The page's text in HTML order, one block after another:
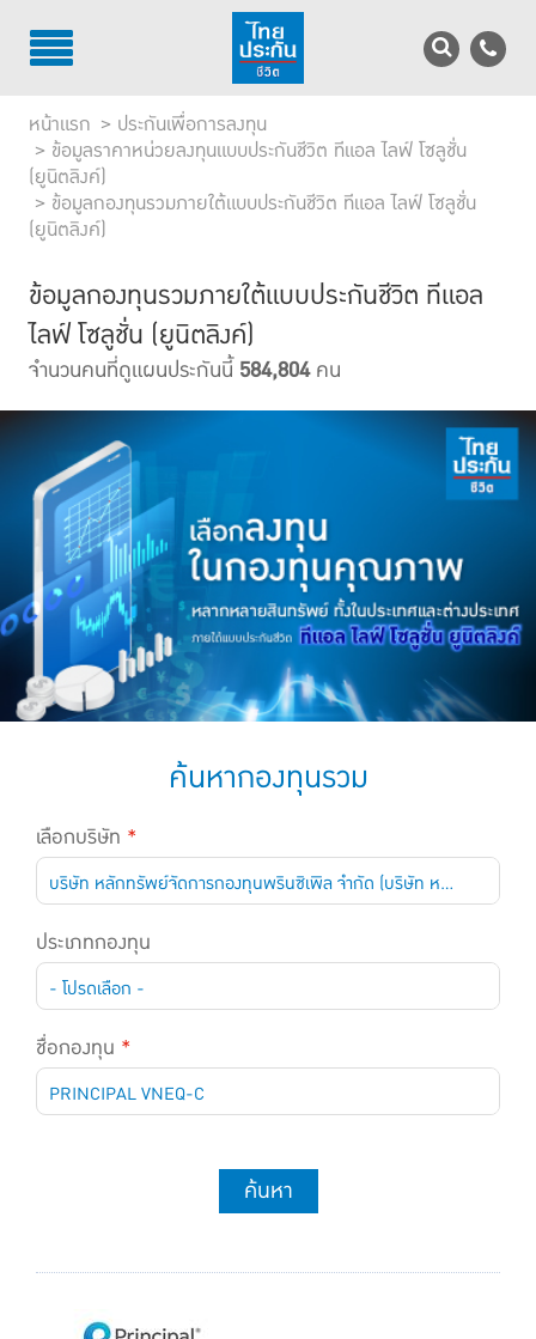
บริการลูกค้า
บริการตัวแทน
นักลงทุนสัมพันธ์
เพื่อสังคมไทย
ติดต่อไทยประกันชีวิต
บทความ
แบบประกันทั้งหมด
แบบประกันที่เหมาะกับช่วงอายุ
เปรียบเทียบแบบประกัน
เลือกแบบประกันที่เหมาะกับคุณ
TL Learning Center
หน้าแรก
ประกันเพื่อการลงทุน
ข้อมูลราคาหน่วยลงทุนแบบประกันชีวิต ทีแอล ไลฟ์ โซลูชั่น
(ยูนิตลิงค์)
ข้อมูลกองทุนรวมภายใต้แบบประกันชีวิต ทีแอล ไลฟ์ โซลูชั่น
(ยูนิตลิงค์)
ข้อมูลกองทุนรวมภายใต้แบบประกันชีวิต ทีแอล
ไลฟ์ โซลูชั่น (ยูนิตลิงค์)
จำนวนคนที่ดูแผนประกันนี้584,804คน
ค้นหากองทุนรวม
เลือกบริษัท *
บริษัท หลักทรัพย์จัดการกองทุนพรินซิเพิล จำกัด (บริษัท หลักทรัพย์จัดการกองทุนพรินซิเพิล จำกัด)
ประเภทกองทุน
- โปรดเลือก -
ชื่อกองทุน *
PRINCIPAL VNEQ-C
ค้นหา